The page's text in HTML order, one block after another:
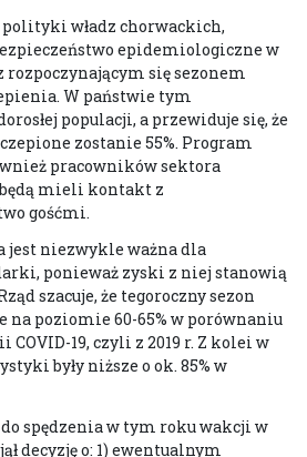
władz chorwackich,
epidemiologiczne w
się sezonem
W państwie tym
populacji, a przewiduje się, że
zostanie 55%. Program
pracowników sektora
mieli kontakt z
gośćmi.
jest niezwykle ważna dla
ponieważ zyski z niej stanowią
szacuje, że tegoroczny sezon
na poziomie 60-65% w porównaniu
19, czyli z 2019 r. Z kolei w
były niższe o ok. 85% w
spędzenia w tym roku wakcji w
decyzję o: 1) ewentualnym